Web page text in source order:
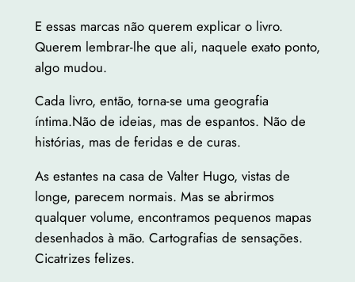
E essas marcas não querem explicar o livro.
Querem lembrar-lhe que ali, naquele exato ponto,
algo mudou.
Cada livro, então, torna-se uma geografia
íntima.Não de ideias, mas de espantos. Não de
histórias, mas de feridas e de curas.
As estantes na casa de Valter Hugo, vistas de
longe, parecem normais. Mas se abrirmos
qualquer volume, encontramos pequenos mapas
desenhados à mão. Cartografias de sensações.
Cicatrizes felizes.